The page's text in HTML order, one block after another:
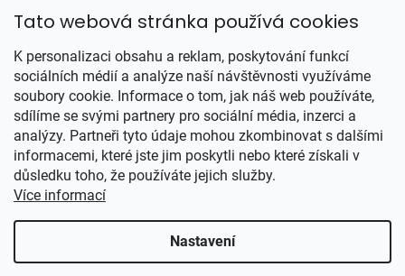
Tato webová stránka používá cookies
K personalizaci obsahu a reklam, poskytování funkcí
sociálních médií a analýze naší návštěvnosti využíváme
soubory cookie. Informace o tom, jak náš web používáte,
sdílíme se svými partnery pro sociální média, inzerci a
analýzy. Partneři tyto údaje mohou zkombinovat s dalšími
informacemi, které jste jim poskytli nebo které získali v
důsledku toho, že používáte jejich služby.
Více informací
Nastavení
Přijímáme online platby
Vytvořil Shoptet
Copyright 2026